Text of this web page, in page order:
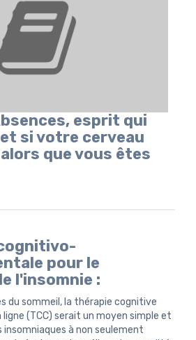
esprit qui
si votre cerveau
que vous êtes
pour le
l'insomnie :
du sommeil, la thérapie cognitive
(TCC) serait un moyen simple et
insomniaques à non seulement